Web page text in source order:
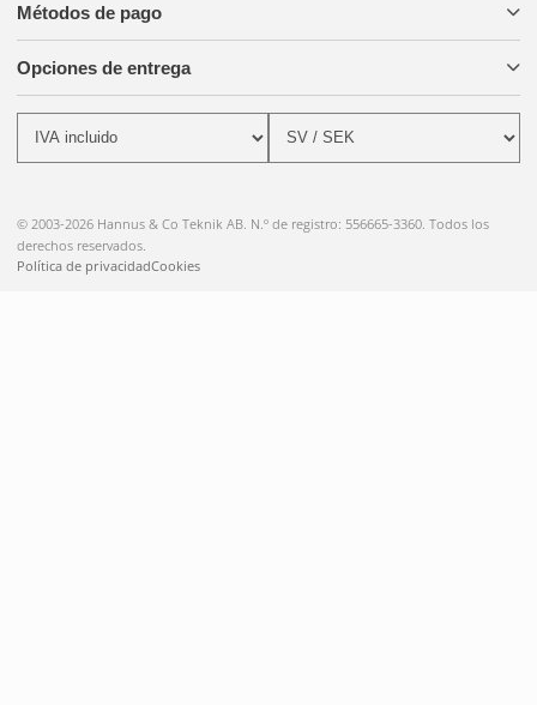
Métodos de pago
Opciones de entrega
© 2003-2026 Hannus & Co Teknik AB. N.º de registro: 556665-3360. Todos los
derechos reservados.
Política de privacidadCookies